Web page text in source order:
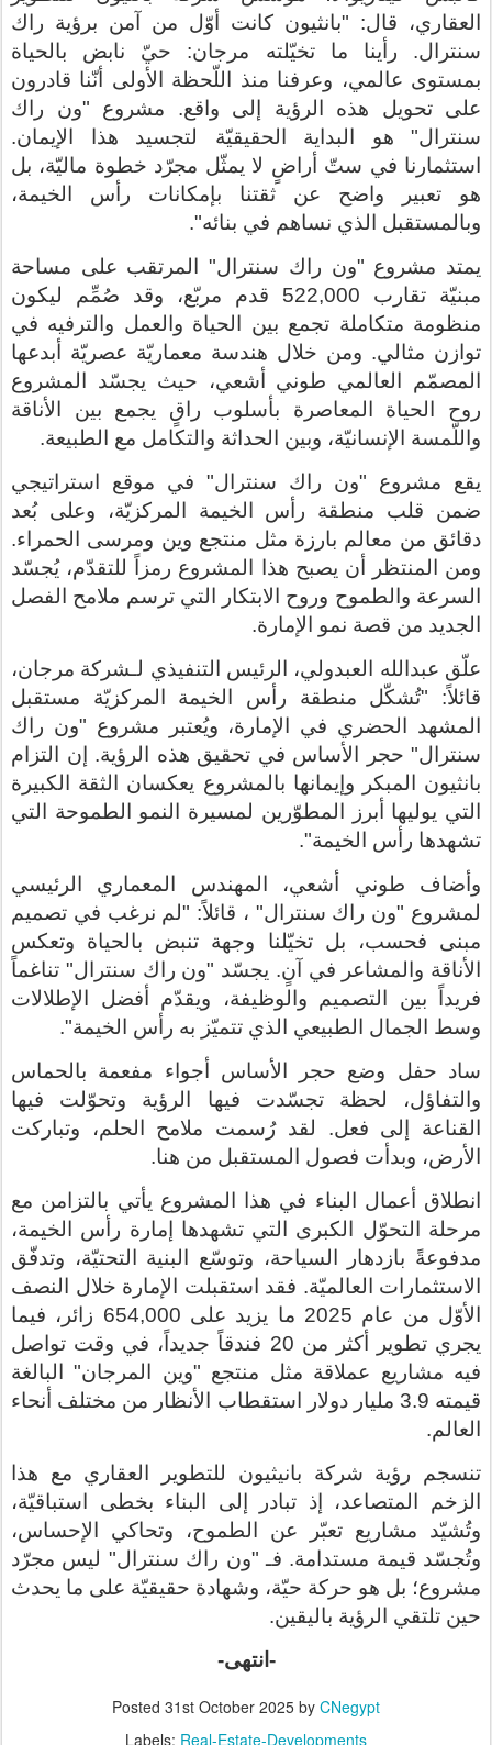
العقاري، قال: "بانثيون كانت أوّل من آمن برؤية راك
سنترال. رأينا ما تخيّلته مرجان: حيّ نابض بالحياة
بمستوى عالمي، وعرفنا منذ اللّحظة الأولى أنّنا قادرون
على تحويل هذه الرؤية إلى واقع. مشروع
"ون راك
سنترال"
هو البداية الحقيقيّة لتجسيد هذا الإيمان.
استثمارنا في ستّ أراضٍ لا يمثّل مجرّد خطوة ماليّة، بل
هو تعبير واضح عن ثقتنا بإمكانات رأس الخيمة،
وبالمستقبل الذي نساهم في بنائه".
يمتد مشروع "ون راك سنترال"
المرتقب على مساحة
مبنيّة تقارب 522,000 قدم مربّع، وقد صُمِّم ليكون
منظومة متكاملة تجمع بين الحياة والعمل والترفيه في
توازن مثالي. ومن خلال هندسة معماريّة عصريّة أبدعها
المصمّم العالمي طوني أشعي، حيث يجسّد المشروع
روح الحياة المعاصرة بأسلوب راقٍ يجمع بين الأناقة
واللّمسة الإنسانيّة، وبين الحداثة والتكامل مع الطبيعة.
يقع مشروع
"ون راك سنترال" في موقع استراتيجي
ضمن قلب منطقة رأس الخيمة المركزيّة، وعلى بُعد
دقائق من معالم بارزة مثل منتجع وين ومرسى الحمراء.
ومن المنتظر أن يصبح هذا المشروع رمزاً للتقدّم، يُجسّد
السرعة والطموح وروح الابتكار التي ترسم ملامح الفصل
الجديد من قصة نمو الإمارة.
علّق عبدالله العبدولي، الرئيس التنفيذي لـشركة مرجان،
قائلاً: "تُشكّل منطقة رأس الخيمة المركزيّة مستقبل
المشهد الحضري في الإمارة، ويُعتبر مشروع "ون راك
سنترال" حجر الأساس في تحقيق هذه الرؤية. إن التزام
بانثيون المبكر وإيمانها بالمشروع يعكسان الثقة الكبيرة
التي يوليها أبرز المطوّرين لمسيرة النمو الطموحة التي
تشهدها رأس الخيمة."
وأضاف طوني أشعي، المهندس المعماري الرئيسي
لمشروع "ون راك سنترال" ، قائلاً: "لم نرغب في تصميم
مبنى فحسب، بل تخيّلنا وجهة تنبض بالحياة وتعكس
الأناقة والمشاعر في آنٍ. يجسّد "ون راك سنترال" تناغماً
فريداً بين التصميم والوظيفة، ويقدّم أفضل الإطلالات
وسط الجمال الطبيعي الذي تتميّز به رأس الخيمة."
ساد حفل وضع حجر الأساس أجواء مفعمة بالحماس
والتفاؤل، لحظة تجسّدت فيها الرؤية وتحوّلت فيها
القناعة إلى فعل. لقد رُسمت ملامح الحلم، وتباركت
الأرض، وبدأت فصول المستقبل من هنا.
انطلاق أعمال البناء في هذا المشروع يأتي بالتزامن مع
مرحلة التحوّل الكبرى التي تشهدها إمارة رأس الخيمة،
مدفوعةً بازدهار السياحة، وتوسّع البنية التحتيّة، وتدفّق
الاستثمارات العالميّة. فقد استقبلت الإمارة خلال النصف
الأوّل من عام 2025 ما يزيد على 654,000 زائر، فيما
يجري تطوير أكثر من 20 فندقاً جديداً، في وقت تواصل
فيه مشاريع عملاقة مثل منتجع "وين المرجان" البالغة
قيمته 3.9 مليار دولار استقطاب الأنظار من مختلف أنحاء
العالم.
تنسجم رؤية شركة بانيثيون للتطوير العقاري مع هذا
الزخم المتصاعد، إذ تبادر إلى البناء بخطى استباقيّة،
وتُشيّد مشاريع تعبّر عن الطموح، وتحاكي الإحساس،
وتُجسّد قيمة مستدامة. فـ "ون راك سنترال" ليس مجرّد
مشروع؛ بل هو حركة حيّة، وشهادة حقيقيّة على ما يحدث
حين تلتقي الرؤية باليقين.
-انتهى-
Posted 31st October 2025 by CNegypt
Labels: Real-Estate-Developments